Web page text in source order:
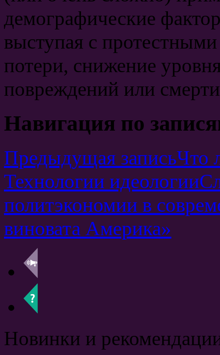
демографические
выступая с
потери, снижение
повреждений или
Навигация по
Предыдущая записьЧто
Технологии идеологии
политэкономии в
виновата Америка»
Новинки и